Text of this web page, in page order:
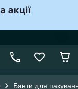
Банти для